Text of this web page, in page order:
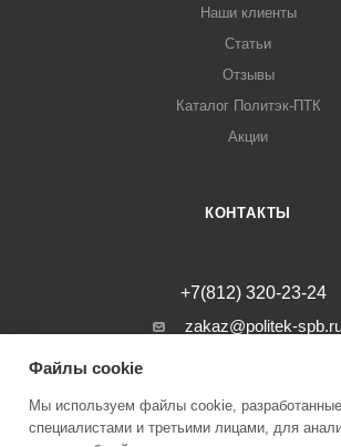
Наши клиенты
Статьи
Отзывы
Каталог Политэк-ПТК
Акции
КОНТАКТЫ
+7(812) 320-23-24
zakaz@politek-
г. Санкт-Петербург,
Файлы cookie
Мы используем файлы cookie,
специалистами и третьими лицами, для